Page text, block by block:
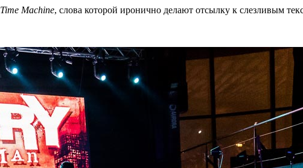
Time Machine, слова которой иронично делают отсылку к слезливым